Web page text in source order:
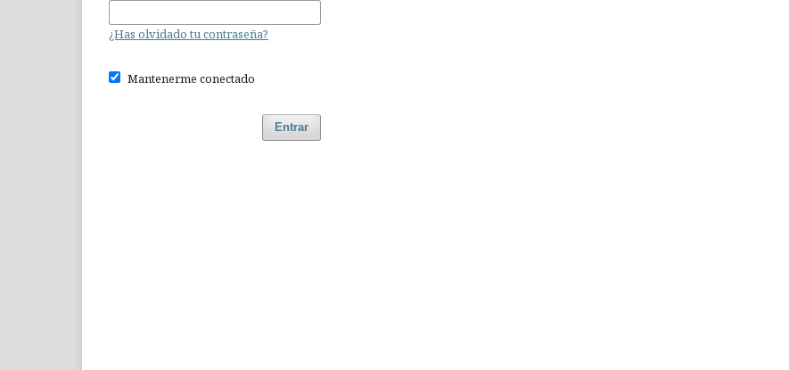
¿Has olvidado tu contraseña?
Mantenerme conectado
Entrar